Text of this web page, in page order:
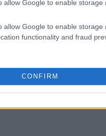
allow Google to enable storage
allow Google to enable storage
functionality and fraud
CONFIRM
🤖